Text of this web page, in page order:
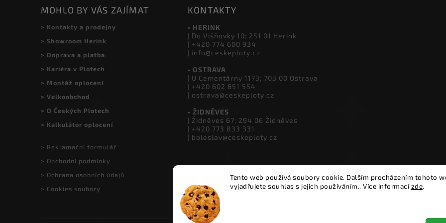
Tento web používá soubory cookie. Dalším procházením tohoto
vyjadřujete souhlas s jejich používáním.. Více informacízde.
MOHLO BY VÁS ZAJÍMAT
> Kontakty a prodejny
> Showroom Herink
> Doprava a platba
> Kariéra v Plotech
> Montáž oplocení
> Velkoobchod
> O Českých Plotech
> Kalkulátor oplocení
> Reklamační formulář
> Obchodní podmínky
> Ochrana osobních údajů
> Cookies soubory
KONTAKTY
• HERINK
| Do Višňovky 10; 251 01 Herink
| +420 774 600 934
| info@ceskeploty.cz
• OSTRAVA
| U Cementárny 1173; 703 00 Ostrava
| +420 602 651 554
| ostrava@ceskeploty.cz
• ŽIDNĚVES
| Židněves 67; 294 06 Židněves
| +420 773 833 331
| boleslav@ceskeploty.cz